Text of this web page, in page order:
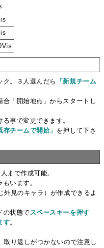
ク。３人選んだら
「新規チーム
「開始地点」からスタートし
事で変更できます。
存チームで開始」 を押して下さ
まで作成可能。
います。
外見のキャラ）が作成できるよ
の状態でスペースキーを押す
す。
取り返しがつかないので注意し